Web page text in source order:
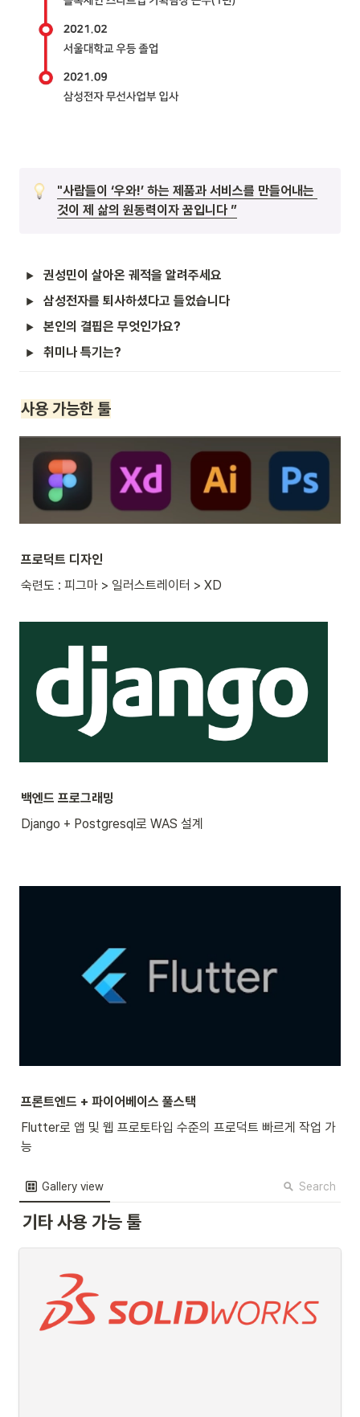
"사람들이 ‘우와!’ 하는 제품과 서비스를 만들어내는
것이 제 삶의 원동력이자 꿈입니다 ”
권성민이 살아온 궤적을 알려주세요
삼성전자를 퇴사하셨다고 들었습니다
본인의 결핍은 무엇인가요?
취미나 특기는?
사용 가능한 툴
프로덕트 디자인
숙련도 : 피그마 > 일러스트레이터 > XD
백엔드 프로그래밍
Django + Postgresql로 WAS 설계
프론트엔드 + 파이어베이스 풀스택
Flutter로 앱 및 웹 프로토타입 수준의 프로덕트 빠르게 작업 가
능
Gallery view Search
기타 사용 가능 툴